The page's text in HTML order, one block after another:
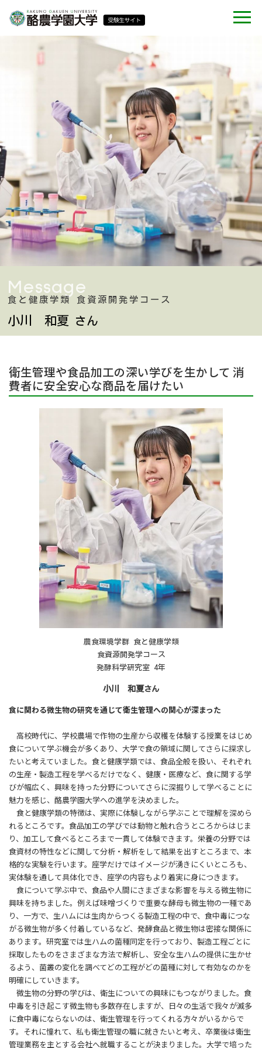
Message
食と健康学類 食資源開発学コース
小川 和夏 さん
衛生管理や食品加工の深い学びを生かして 消
費者に安全安心な商品を届けたい
農食環境学群 食と健康学類
食資源開発学コース
発酵科学研究室 4年
小川 和夏さん
食に関わる微生物の研究を通じて衛生管理への関心が深まった
高校時代に、学校農場で作物の生産から収穫を体験する授業をはじめ
食について学ぶ機会が多くあり、大学で食の領域に関してさらに探求し
たいと考えていました。食と健康学類では、食品全般を扱い、それぞれ
の生産・製造工程を学べるだけでなく、健康・医療など、食に関する学
びが幅広く、興味を持った分野についてさらに深掘りして学べることに
魅力を感じ、酪農学園大学への進学を決めました。
食と健康学類の特徴は、実際に体験しながら学ぶことで理解を深めら
れるところです。食品加工の学びでは動物と触れ合うところからはじま
り、加工して食べるところまで一貫して体験できます。栄養の分野では
食資材の特性などに関して分析・解析をして結果を出すところまで、本
格的な実験を行います。座学だけではイメージが湧きにくいところも、
実体験を通して具体化でき、座学の内容もより着実に身につきます。
食について学ぶ中で、食品や人間にさまざまな影響を与える微生物に
興味を持ちました。例えば味噌づくりで重要な酵母も微生物の一種であ
り、一方で、生ハムには生肉からつくる製造工程の中で、食中毒につな
がる微生物が多く付着しているなど、発酵食品と微生物は密接な関係に
あります。研究室では生ハムの菌種同定を行っており、製造工程ごとに
採取したものをさまざまな方法で解析し、安全な生ハムの提供に生かせ
るよう、菌叢の変化を調べてどの工程がどの菌種に対して有効なのかを
明確にしていきます。
微生物の分野の学びは、衛生についての興味にもつながりました。食
中毒を引き起こす微生物も多数存在しますが、日々の生活で我々が滅多
に食中毒にならないのは、衛生管理を行ってくれる方々がいるからで
す。それに憧れて、私も衛生管理の職に就きたいと考え、卒業後は衛生
管理業務を主とする会社へ就職することが決まりました。大学で培った